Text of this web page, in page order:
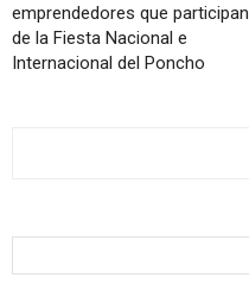
emprendedores que participan
de la Fiesta Nacional e
Internacional del Poncho